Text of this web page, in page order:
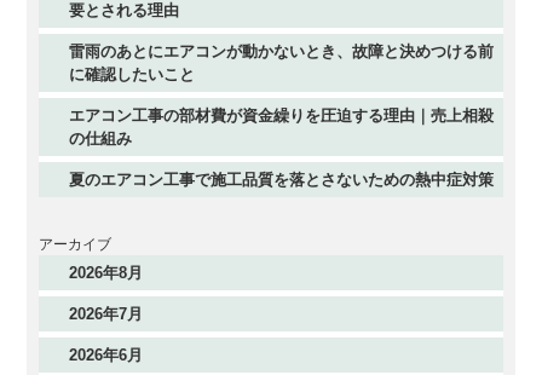
要とされる理由
雷雨のあとにエアコンが動かないとき、故障と決めつける前
に確認したいこと
エアコン工事の部材費が資金繰りを圧迫する理由｜売上相殺
の仕組み
夏のエアコン工事で施工品質を落とさないための熱中症対策
アーカイブ
2026年8月
2026年7月
2026年6月